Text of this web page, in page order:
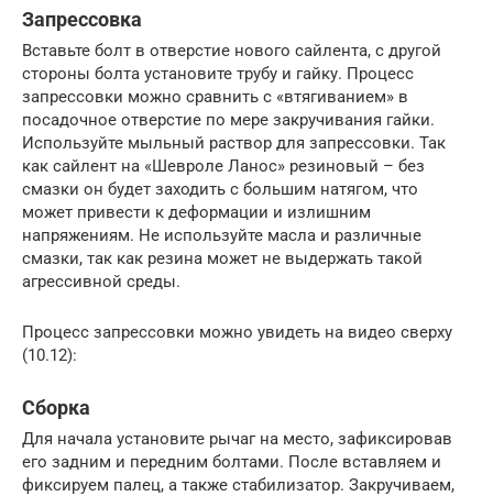
Запрессовка
Вставьте болт в отверстие нового сайлента, с другой
стороны болта установите трубу и гайку. Процесс
запрессовки можно сравнить с «втягиванием» в
посадочное отверстие по мере закручивания гайки.
Используйте мыльный раствор для запрессовки. Так
как сайлент на «Шевроле Ланос» резиновый – без
смазки он будет заходить с большим натягом, что
может привести к деформации и излишним
напряжениям. Не используйте масла и различные
смазки, так как резина может не выдержать такой
агрессивной среды.
Процесс запрессовки можно увидеть на видео сверху
(10.12):
Сборка
Для начала установите рычаг на место, зафиксировав
его задним и передним болтами. После вставляем и
фиксируем палец, а также стабилизатор. Закручиваем,